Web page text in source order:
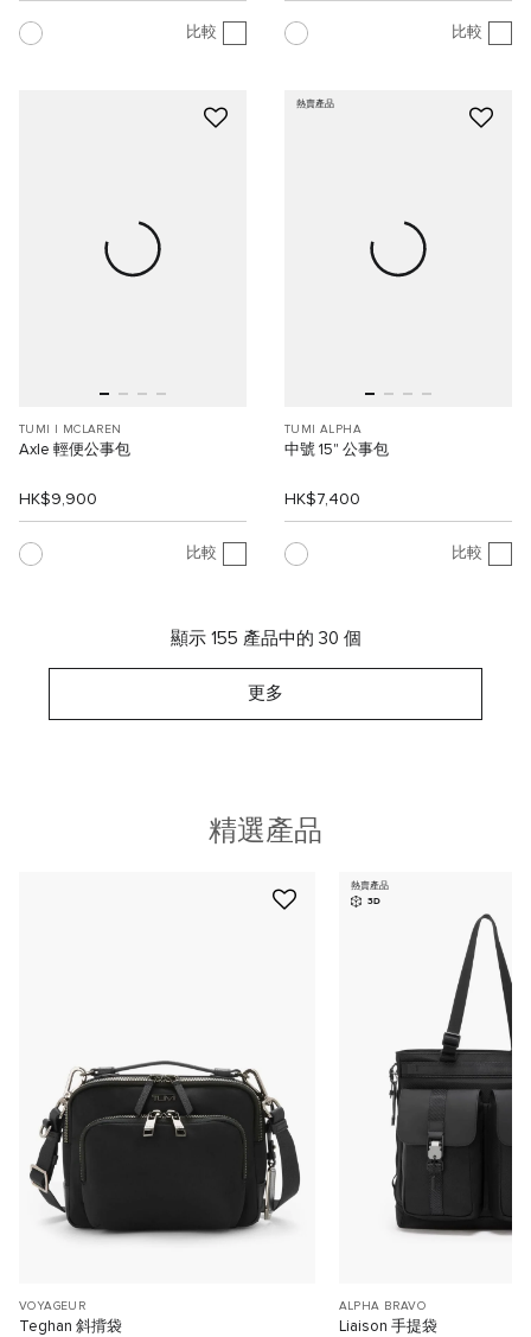
比較 比較
TUMI I MCLAREN
Axle 輕便公事包
HK$9,900
比較
熱賣產品
TUMI ALPHA
中號 15" 公事包
HK$7,400
比較
顯示 155 產品中的 30 個
更多
精選產品
VOYAGEUR
Teghan 斜揹袋
熱賣產品
3D
ALPHA BRAVO
Liaison 手提袋